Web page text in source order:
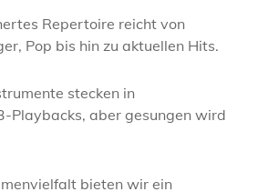
Repertoire reicht von
Pop bis hin zu aktuellen Hits.
stecken in
Playbacks, aber gesungen wird
bieten wir ein